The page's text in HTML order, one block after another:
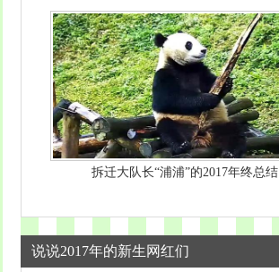
拆迁大队长“浦浦”的2017年终总结
说说2017年的新生网红们